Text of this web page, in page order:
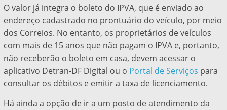
O valor já integra o boleto do IPVA, que é enviado ao
endereço cadastrado no prontuário do veículo, por meio
dos Correios. No entanto, os proprietários de veículos
com mais de 15 anos que não pagam o IPVA e, portanto,
não receberão o boleto em casa, devem acessar o
aplicativo Detran-DF Digital ou o Portal de Serviços para
consultar os débitos e emitir a taxa de licenciamento.
Há ainda a opção de ir a um posto de atendimento da